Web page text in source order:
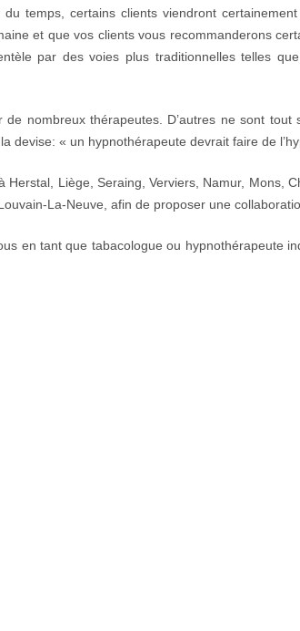
temps, certains clients viendront
et que vos clients vous recommanderons
par des voies plus traditionnelles telles
nombreux thérapeutes. D’autres ne sont tout
devise: « un hypnothérapeute devrait faire de
Liège, Seraing, Verviers, Namur, Mons,
La-Neuve, afin de proposer une
en tant que tabacologue ou hypnothérapeute